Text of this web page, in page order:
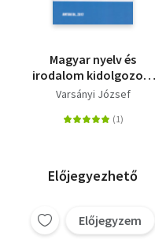
Magyar nyelv és
irodalom kidolgozott
érettségi témák - I.
Varsányi József
Előjegyezhető
Előjegyzem